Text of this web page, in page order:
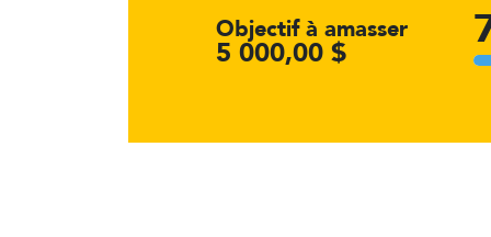
Objectif à amasser
5 000,00 $